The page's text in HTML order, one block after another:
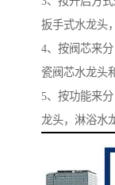
扳手式水龙头
4、按阀芯来
瓷阀芯水龙头
5、按功能来
龙头，淋浴水